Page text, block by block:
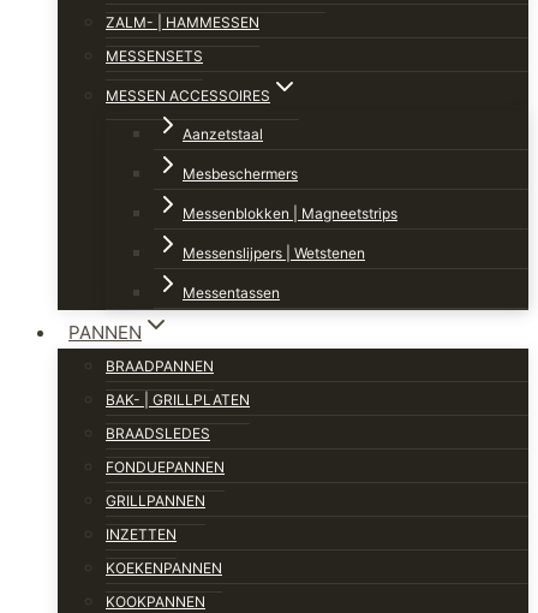
ZALM- | HAMMESSEN
MESSENSETS
MESSEN ACCESSOIRES
Aanzetstaal
Mesbeschermers
Messenblokken | Magneetstrips
Messenslijpers | Wetstenen
Messentassen
PANNEN
BRAADPANNEN
BAK- | GRILLPLATEN
BRAADSLEDES
FONDUEPANNEN
GRILLPANNEN
INZETTEN
KOEKENPANNEN
KOOKPANNEN